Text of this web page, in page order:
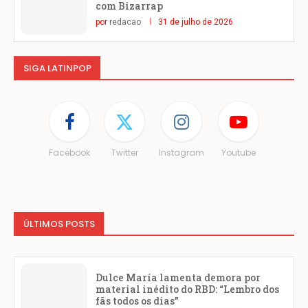
com Bizarrap
por redacao 31 de julho de 2026
SIGA LATINPOP
Facebook Twitter Instagram Youtube
ÚLTIMOS POSTS
Dulce María lamenta demora por
material inédito do RBD: “Lembro dos
fãs todos os dias”